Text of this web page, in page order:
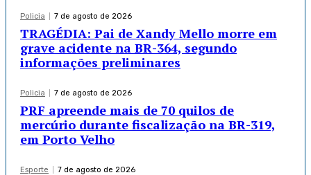
Policia 7 de agosto de 2026
TRAGÉDIA: Pai de Xandy Mello morre em
grave acidente na BR-364, segundo
informações preliminares
Policia 7 de agosto de 2026
PRF apreende mais de 70 quilos de
mercúrio durante fiscalização na BR-319,
em Porto Velho
Esporte 7 de agosto de 2026